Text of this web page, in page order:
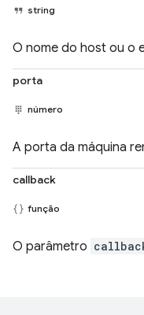
string
O nome do host ou o
porta
número
A porta da máquina
callback
função
O parâmetro